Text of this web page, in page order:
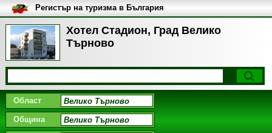
Хотел Стадион, Град Велико
Търново
Регистър на туризма в България
Област
Община